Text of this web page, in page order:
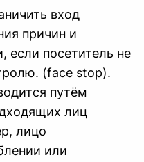
вход
причин и
если посетитель не
(face stop).
путём
лиц
лицо
или